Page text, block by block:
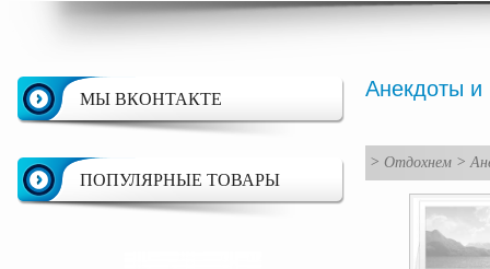
МЫ ВКОНТАКТЕ
ПОПУЛЯРНЫЕ ТОВАРЫ
Анекдоты и
> Отдохнем >